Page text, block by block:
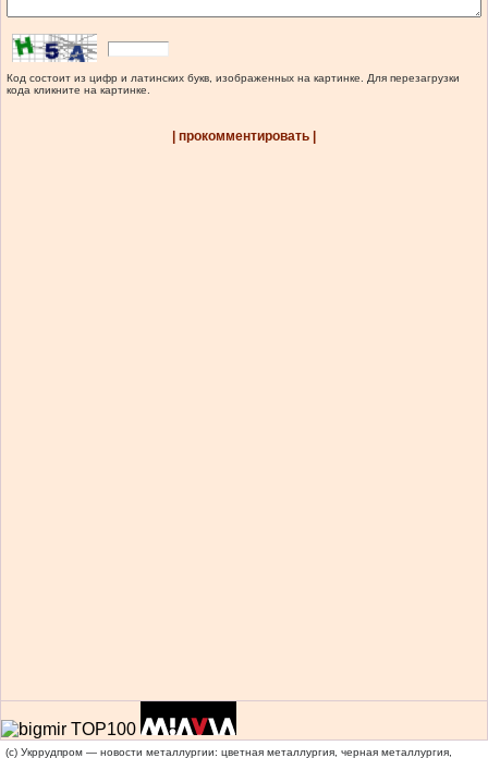
Код состоит из цифр и латинских букв, изображенных на картинке. Для перезагрузки
кода кликните на картинке.
| прокомментировать |
(c) Укррудпром — новости металлургии: цветная металлургия, черная металлургия,